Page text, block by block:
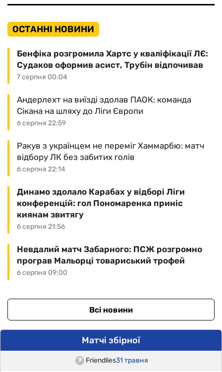
ОСТАННІ НОВИНИ
7 серпня 00:04
Бенфіка розгромила Хартс у кваліфікації ЛЄ:
Судаков оформив асист, Трубін відпочивав
6 серпня 22:59
Андерлехт на виїзді здолав ПАОК: команда
Сікана на шляху до Ліги Європи
6 серпня 22:14
Ракув з українцем не переміг Хаммарбю: матч
відбору ЛК без забитих голів
6 серпня 21:56
Динамо здолало Карабах у відборі Ліги
конференцій: гол Пономаренка приніс
киянам звитягу
6 серпня 09:00
Невдалий матч Забарного: ПСЖ розгромно
програв Мальорці товариський трофей
Всі новини
Матчі збірної
Friendlies31 травня